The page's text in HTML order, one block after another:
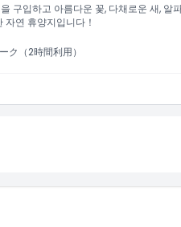
구입하고 아름다운 꽃, 다채로운 새, 알
연 휴양지입니다！
ク（2時間利用）